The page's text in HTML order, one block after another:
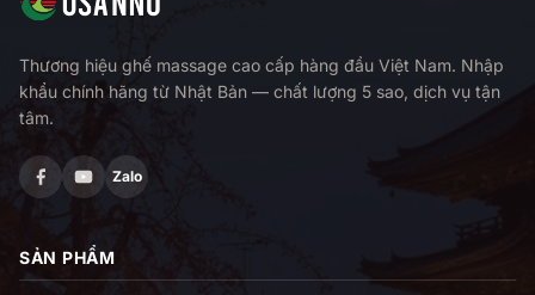
Thương hiệu ghế massage cao cấp hàng đầu Việt Nam. Nhập
khẩu chính hãng từ Nhật Bản — chất lượng 5 sao, dịch vụ tận
tâm.
Zalo
SẢN PHẨM